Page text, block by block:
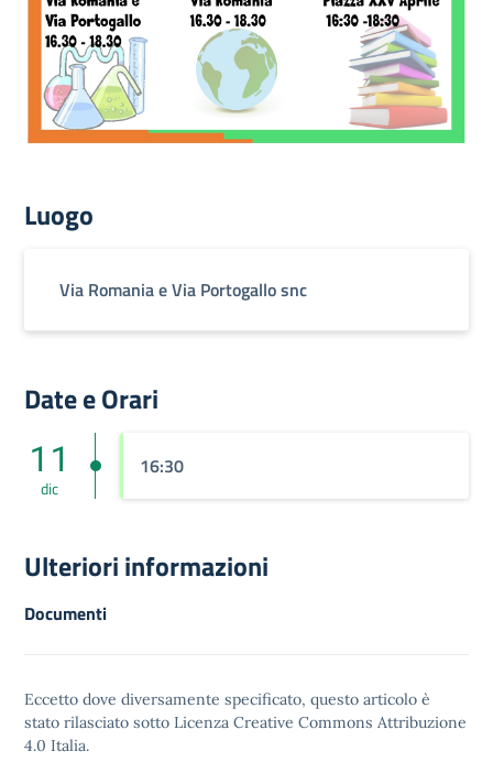
Luogo
Via Romania e Via Portogallo snc
Date e Orari
11
dic
16:30
Ulteriori informazioni
Documenti
Eccetto dove diversamente specificato, questo articolo è
stato rilasciato sotto Licenza Creative Commons Attribuzione
4.0 Italia.